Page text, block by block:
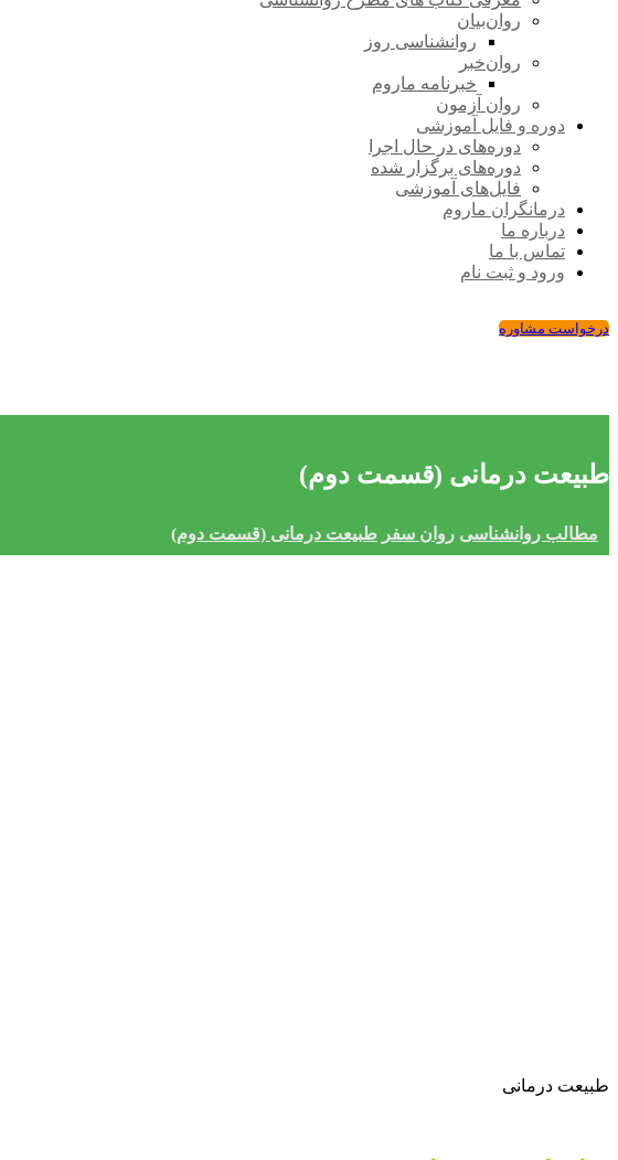
روان‌بیان
روانشناسی روز
روان‌خبر
خبرنامه ماروم
روان آزمون
دوره و فایل آموزشی
دوره‌های در حال اجرا
دوره‌های برگزار شده
فایل‌های آموزشی
درمانگران ماروم
درباره ما
تماس با ما
ورود و ثبت نام
درخواست مشاوره
طبیعت درمانی (قسمت دوم)
مطالب روانشناسی روان‌ سفر طبیعت درمانی (قسمت دوم)
طبیعت درمانی